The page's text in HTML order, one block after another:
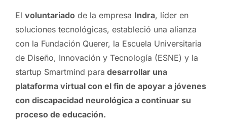
El voluntariado de la empresa Indra, líder en
soluciones tecnológicas, estableció una alianza
con la Fundación Querer, la Escuela Universitaria
de Diseño, Innovación y Tecnología (ESNE) y la
startup Smartmind para desarrollar una
plataforma virtual con el fin de apoyar a jóvenes
con discapacidad neurológica a continuar su
proceso de educación.